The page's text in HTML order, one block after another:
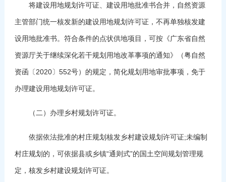
将建设用地规划许可证、建设用地批准书合并，自然资源
主管部门统一核发新的建设用地规划许可证，不再单独核发建
设用地批准书。符合条件的点状供地项目，可按《广东省自然
资源厅关于继续深化若干规划用地改革事项的通知》（粤自然
资函〔2020〕552号）的规定，简化规划用地审批事项，免于
办理建设用地规划许可证。
（二）办理乡村规划许可证。
依据依法批准的村庄规划核发乡村建设规划许可证;未编制
村庄规划的，可依据县或乡镇“通则式”的国土空间规划管理规
定，核发乡村建设规划许可证。